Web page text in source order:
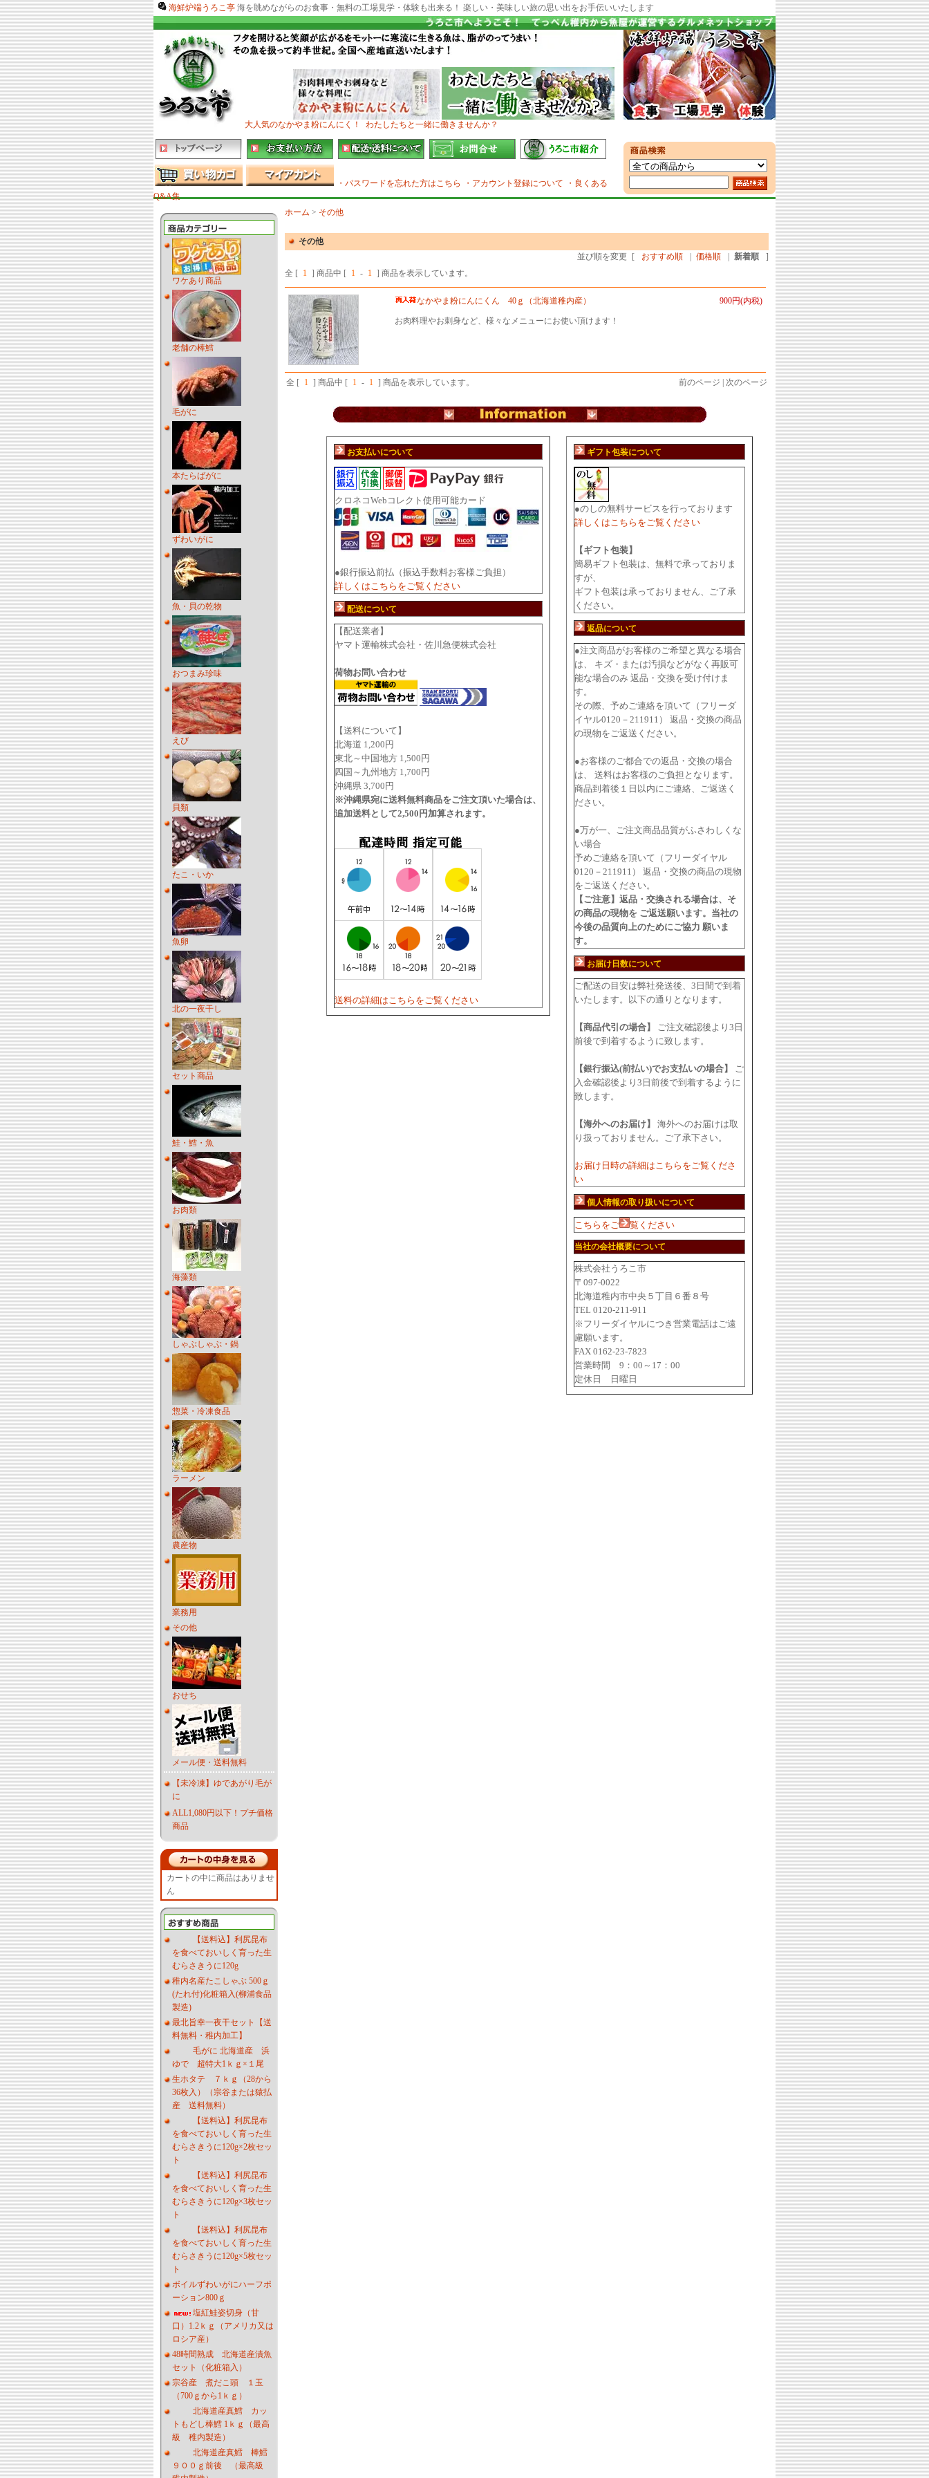
海鮮炉端うろこ亭 海を眺めながらのお食事・無料の工場見学・体験も出来る！ 楽しい・美味しい旅の思い出をお手伝いいたします
大人気のなかやま粉にんにく！ わたしたちと一緒に働きませんか？
・パスワードを忘れた方はこちら ・アカウント登録について
・良くある
Q&A集
ワケあり商品
老舗の棒鱈
毛がに
本たらばがに
ずわいがに
魚・貝の乾物
おつまみ珍味
えび
貝類
たこ・いか
魚卵
北の一夜干し
セット商品
鮭・鱈・魚
お肉類
海藻類
しゃぶしゃぶ・鍋
惣菜・冷凍食品
ラーメン
農産物
業務用
その他
おせち
メール便・送料無料
【未冷凍】ゆであがり毛が
に
ALL1,080円以下！プチ価格
商品
カートの中に商品はありませ
ん
【送料込】利尻昆布
を食べておいしく育った生
むらさきうに120g
稚内名産たこしゃぶ 500ｇ
(たれ付)化粧箱入(柳浦食品
製造)
最北旨幸一夜干セット【送
料無料・稚内加工】
毛がに 北海道産 浜
ゆで 超特大1ｋｇ×１尾
生ホタテ ７ｋｇ（28から
36枚入）（宗谷または猿払
産 送料無料）
【送料込】利尻昆布
を食べておいしく育った生
むらさきうに120g×2枚セッ
ト
【送料込】利尻昆布
を食べておいしく育った生
むらさきうに120g×3枚セッ
ト
【送料込】利尻昆布
を食べておいしく育った生
むらさきうに120g×5枚セッ
ト
ボイルずわいがにハーフポ
ーション800ｇ
塩紅鮭姿切身（甘
口）1.2ｋｇ（アメリカ又は
ロシア産）
48時間熟成 北海道産漬魚
セット（化粧箱入）
宗谷産 煮だこ頭 １玉
（700ｇから1ｋｇ）
北海道産真鱈 カッ
トもどし棒鱈 1ｋｇ（最高
級 稚内製造）
北海道産真鱈 棒鱈
９００ｇ前後 （最高級
ホーム > その他
その他
並び順を変更
[ おすすめ順 価格順 新着順
]
全 [ 1 ] 商品中 [ 1 - 1 ] 商品を表示しています。
900円(内税)
なかやま粉にんにくん 40ｇ（北海道稚内産）
お肉料理やお刺身など、様々なメニューにお使い頂けます！
全 [ 1 ] 商品中 [ 1 - 1 ] 商品を表示しています。 前のページ | 次のページ
お支払いについて
クロネコWebコレクト使用可能カード
●銀行振込前払（振込手数料お客様ご負担）
詳しくはこちらをご覧ください
配送について
【配送業者】
ヤマト運輸株式会社・佐川急便株式会社
荷物お問い合わせ
【送料について】
北海道 1,200円
東北～中国地方 1,500円
四国～九州地方 1,700円
沖縄県 3,700円
※沖縄県宛に送料無料商品をご注文頂いた場合は、
追加送料として2,500円加算されます。
送料の詳細はこちらをご覧ください
ギフト包装について
●のしの無料サービスを行っております
詳しくはこちらをご覧ください
【ギフト包装】
簡易ギフト包装は、無料で承っておりま
すが、
ギフト包装は承っておりません、ご了承
ください。
返品について
●注文商品がお客様のご希望と異なる場合
は、 キズ・または汚損などがなく再販可
能な場合のみ 返品・交換を受け付けま
す。
その際、予めご連絡を頂いて（フリーダ
イヤル0120－211911） 返品・交換の商品
の現物をご返送ください。
●お客様のご都合での返品・交換の場合
は、 送料はお客様のご負担となります。
商品到着後１日以内にご連絡、ご返送く
ださい。
●万が一、ご注文商品品質がふさわしくな
い場合
予めご連絡を頂いて（フリーダイヤル
0120－211911） 返品・交換の商品の現物
をご返送ください。
【ご注意】返品・交換される場合は、そ
の商品の現物を ご返送願います。当社の
今後の品質向上のためにご協力 願いま
す。
お届け日数について
ご配送の目安は弊社発送後、3日間で到着
いたします。以下の通りとなります。
【商品代引の場合】
ご注文確認後より3日
前後で到着するように致します。
【銀行振込(前払い)でお支払いの場合】
ご
入金確認後より3日前後で到着するように
致します。
【海外へのお届け】
海外へのお届けは取
り扱っておりません。ご了承下さい。
お届け日時の詳細はこちらをご覧くださ
い
個人情報の取り扱いについて
こちらをご 覧ください
当社の会社概要について
株式会社うろこ市
〒097-0022
北海道稚内市中央５丁目６番８号
TEL 0120-211-911
※フリーダイヤルにつき営業電話はご遠
慮願います。
FAX 0162-23-7823
営業時間 9：00～17：00
定休日 日曜日